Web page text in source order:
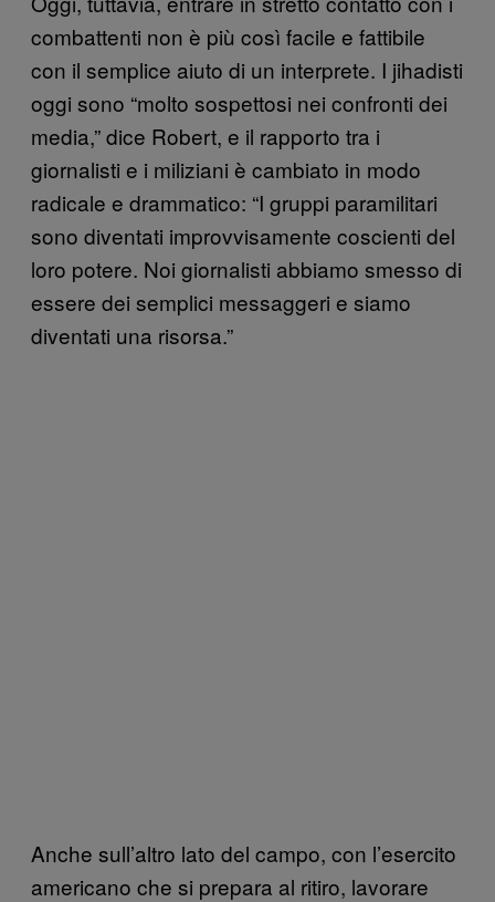
combattenti non è più così facile e fattibile
con il semplice aiuto di un interprete. I jihadisti
oggi sono “molto sospettosi nei confronti dei
media,” dice Robert, e il rapporto tra i
giornalisti e i miliziani è cambiato in modo
radicale e drammatico: “I gruppi paramilitari
sono diventati improvvisamente coscienti del
loro potere. Noi giornalisti abbiamo smesso di
essere dei semplici messaggeri e siamo
diventati una risorsa.”
Anche sull’altro lato del campo, con l’esercito
americano che si prepara al ritiro, lavorare